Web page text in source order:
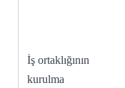
İş ortaklığının
kurulma